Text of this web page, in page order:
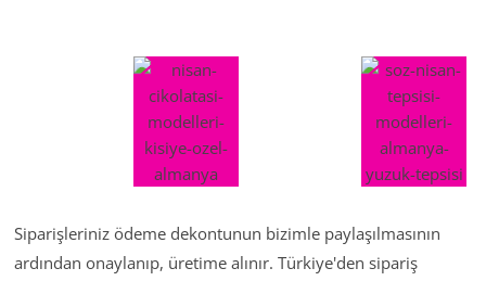
Siparişleriniz ödeme dekontunun bizimle paylaşılmasının
ardından onaylanıp, üretime alınır. Türkiye'den sipariş